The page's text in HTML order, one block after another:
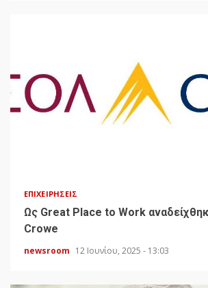
ΕΠΙΧΕΙΡΉΣΕΙΣ
Ως Great Place to Work
Crowe
newsroom 12 Ιουνίου, 2025 - 13:03